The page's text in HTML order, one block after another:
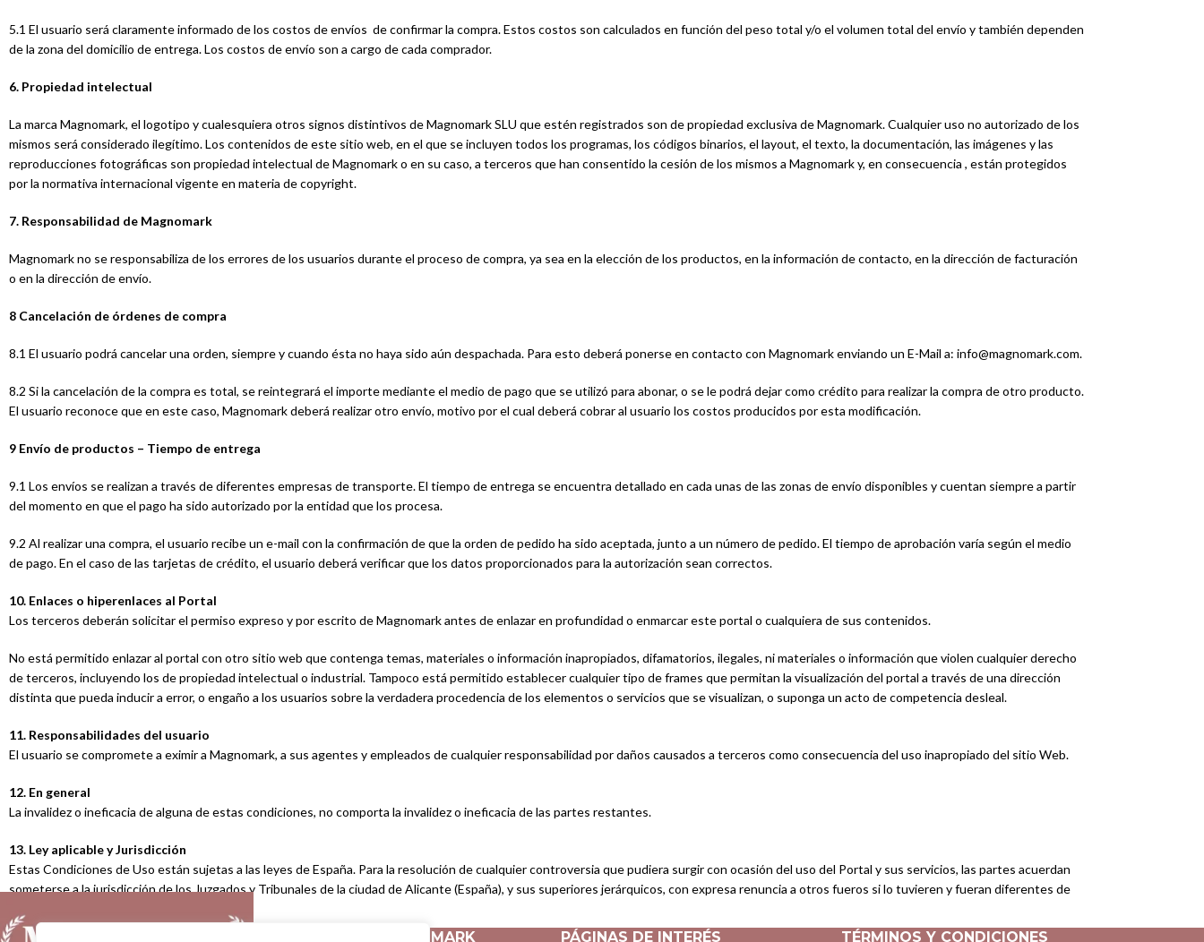
5.1 El usuario será claramente informado de los costos de envíos de confirmar la compra. Estos costos son calculados en función del peso total y/o el volumen total del envío y también dependen
de la zona del domicilio de entrega. Los costos de envío son a cargo de cada comprador.
6. Propiedad intelectual
La marca Magnomark, el logotipo y cualesquiera otros signos distintivos de Magnomark SLU que estén registrados son de propiedad exclusiva de Magnomark. Cualquier uso no autorizado de los
mismos será considerado ilegítimo. Los contenidos de este sitio web, en el que se incluyen todos los programas, los códigos binarios, el layout, el texto, la documentación, las imágenes y las
reproducciones fotográficas son propiedad intelectual de Magnomark o en su caso, a terceros que han consentido la cesión de los mismos a Magnomark y, en consecuencia , están protegidos
por la normativa internacional vigente en materia de copyright.
7. Responsabilidad de Magnomark
Magnomark no se responsabiliza de los errores de los usuarios durante el proceso de compra, ya sea en la elección de los productos, en la información de contacto, en la dirección de facturación
o en la dirección de envío.
8 Cancelación de órdenes de compra
8.1 El usuario podrá cancelar una orden, siempre y cuando ésta no haya sido aún despachada. Para esto deberá ponerse en contacto con Magnomark enviando un E-Mail a: info@magnomark.com.
8.2 Si la cancelación de la compra es total, se reintegrará el importe mediante el medio de pago que se utilizó para abonar, o se le podrá dejar como crédito para realizar la compra de otro producto.
El usuario reconoce que en este caso, Magnomark deberá realizar otro envío, motivo por el cual deberá cobrar al usuario los costos producidos por esta modificación.
9 Envío de productos – Tiempo de entrega
9.1 Los envíos se realizan a través de diferentes empresas de transporte. El tiempo de entrega se encuentra detallado en cada unas de las zonas de envío disponibles y cuentan siempre a partir
del momento en que el pago ha sido autorizado por la entidad que los procesa.
9.2 Al realizar una compra, el usuario recibe un e-mail con la confirmación de que la orden de pedido ha sido aceptada, junto a un número de pedido. El tiempo de aprobación varía según el medio
de pago. En el caso de las tarjetas de crédito, el usuario deberá verificar que los datos proporcionados para la autorización sean correctos.
10. Enlaces o hiperenlaces al Portal
Los terceros deberán solicitar el permiso expreso y por escrito de Magnomark antes de enlazar en profundidad o enmarcar este portal o cualquiera de sus contenidos.
No está permitido enlazar al portal con otro sitio web que contenga temas, materiales o información inapropiados, difamatorios, ilegales, ni materiales o información que violen cualquier derecho
de terceros, incluyendo los de propiedad intelectual o industrial. Tampoco está permitido establecer cualquier tipo de frames que permitan la visualización del portal a través de una dirección
distinta que pueda inducir a error, o engaño a los usuarios sobre la verdadera procedencia de los elementos o servicios que se visualizan, o suponga un acto de competencia desleal.
11. Responsabilidades del usuario
El usuario se compromete a eximir a Magnomark, a sus agentes y empleados de cualquier responsabilidad por daños causados a terceros como consecuencia del uso inapropiado del sitio Web.
12. En general
La invalidez o ineficacia de alguna de estas condiciones, no comporta la invalidez o ineficacia de las partes restantes.
13. Ley aplicable y Jurisdicción
Estas Condiciones de Uso están sujetas a las leyes de España. Para la resolución de cualquier controversia que pudiera surgir con ocasión del uso del Portal y sus servicios, las partes acuerdan
someterse a la jurisdicción de los Juzgados y Tribunales de la ciudad de Alicante (España), y sus superiores jerárquicos, con expresa renuncia a otros fueros si lo tuvieren y fueran diferentes de
ACERCA DE MAGNOMARK PÁGINAS DE INTERÉS TÉRMINOS Y CONDICIONES